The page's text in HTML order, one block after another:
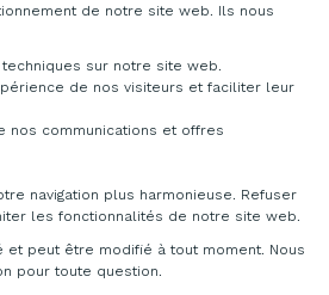
de notre site web. Ils nous
sur notre site web.
de nos visiteurs et faciliter leur
nos communications et offres
navigation plus harmonieuse. Refuser
les fonctionnalités de notre site web.
et peut être modifié à tout moment. Nous
pour toute question.
consent
: LE BUREAU
proposons des gammes
et gérant d'entreprise. En
offre un confort
un responsable.